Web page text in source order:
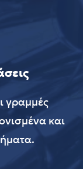
γραμμές
και